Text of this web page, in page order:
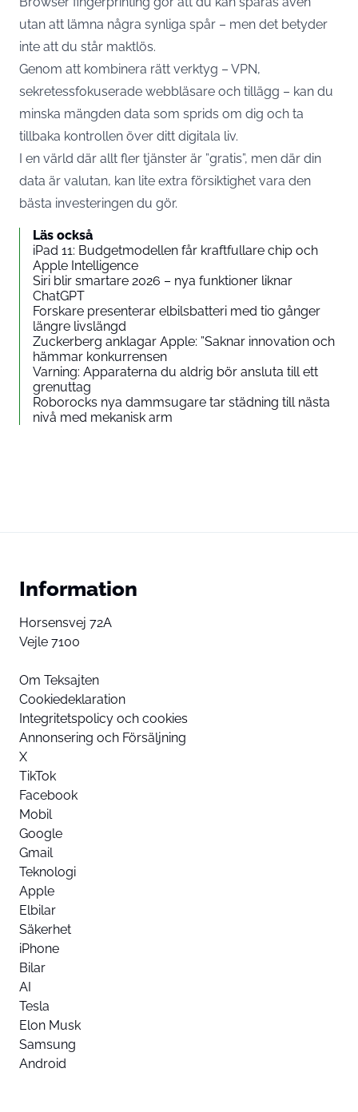
utan att lämna några synliga spår – men det betyder
inte att du står maktlös.
Genom att kombinera rätt verktyg – VPN,
sekretessfokuserade webbläsare och tillägg – kan du
minska mängden data som sprids om dig och ta
tillbaka kontrollen över ditt digitala liv.
I en värld där allt fler tjänster är ”gratis”, men där din
data är valutan, kan lite extra försiktighet vara den
bästa investeringen du gör.
Läs också
iPad 11: Budgetmodellen får kraftfullare chip och
Apple Intelligence
Siri blir smartare 2026 – nya funktioner liknar
ChatGPT
Forskare presenterar elbilsbatteri med tio gånger
längre livslängd
Zuckerberg anklagar Apple: ”Saknar innovation och
hämmar konkurrensen
Varning: Apparaterna du aldrig bör ansluta till ett
grenuttag
Roborocks nya dammsugare tar städning till nästa
nivå med mekanisk arm
Information
Horsensvej 72A
Vejle 7100
Om Teksajten
Cookiedeklaration
Integritetspolicy och cookies
Annonsering och Försäljning
X
TikTok
Facebook
Mobil
Google
Gmail
Teknologi
Apple
Elbilar
Säkerhet
iPhone
Bilar
AI
Tesla
Elon Musk
Samsung
Android